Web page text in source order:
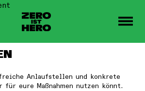
Anlaufstellen und konkrete
eure Maßnahmen nutzen könnt.